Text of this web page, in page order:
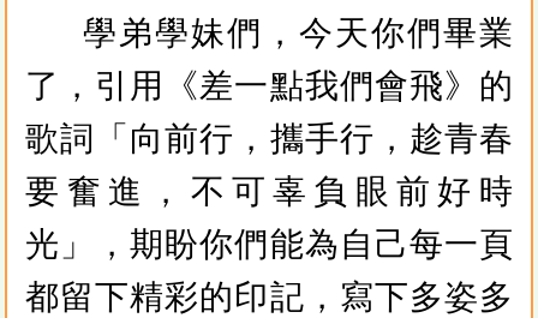
學弟學妹們，今天你們畢業
了，引用《差一點我們會飛》的
歌詞「向前行，攜手行，趁青春
要奮進，不可辜負眼前好時
光」，期盼你們能為自己每一頁
都留下精彩的印記，寫下多姿多